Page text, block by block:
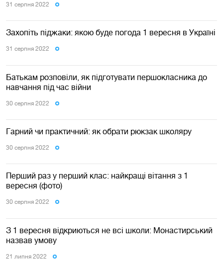
31 серпня 2022
Захопіть піджаки: якою буде погода 1 вересня в Україні
31 серпня 2022
Батькам розповіли, як підготувати першокласника до
навчання під час війни
30 серпня 2022
Гарний чи практичний: як обрати рюкзак школяру
30 серпня 2022
Перший раз у перший клас: найкращі вітання з 1
вересня (фото)
30 серпня 2022
З 1 вересня відкриються не всі школи: Монастирський
назвав умову
21 липня 2022